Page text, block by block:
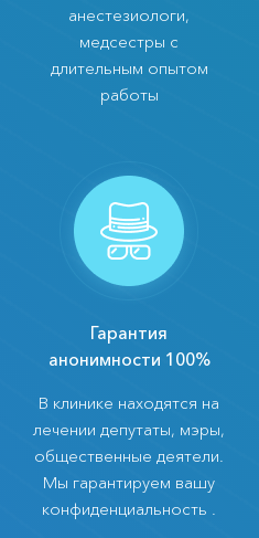
анестезиологи,
медсестры с
длительным опытом
работы
Гарантия
анонимности 100%
В клинике находятся на
лечении депутаты, мэры,
общественные деятели.
Мы гарантируем вашу
конфиденциальность .